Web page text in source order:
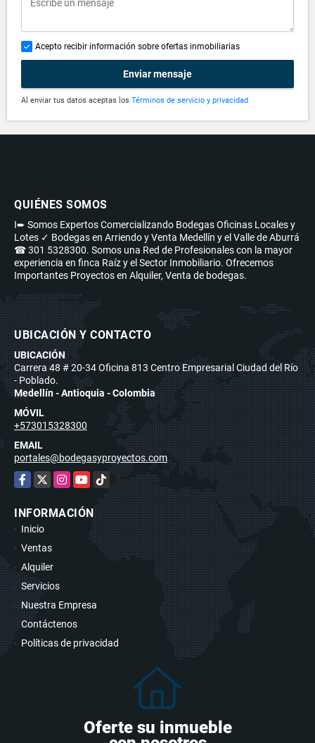
Acepto recibir información sobre ofertas inmobiliarias
Enviar mensaje
Al enviar tus datos aceptas los Términos de servicio y privacidad
QUIÉNES SOMOS
I➨ Somos Expertos Comercializando Bodegas Oficinas Locales y
Lotes ✓ Bodegas en Arriendo y Venta Medellín y el Valle de Aburrá
☎ 301 5328300. Somos una Red de Profesionales con la mayor
experiencia en finca Raíz y el Sector Inmobiliario. Ofrecemos
Importantes Proyectos en Alquiler, Venta de bodegas.
UBICACIÓN Y CONTACTO
UBICACIÓN
Carrera 48 # 20-34 Oficina 813 Centro Empresarial Ciudad del Río
- Poblado.
Medellín - Antioquia - Colombia
MÓVIL
+573015328300
EMAIL
portales@bodegasyproyectos.com
Facebook
X Instagram
YouTubeTikTok
INFORMACIÓN
Inicio
Ventas
Alquiler
Servicios
Nuestra Empresa
Contáctenos
Políticas de privacidad
Oferte su inmueble